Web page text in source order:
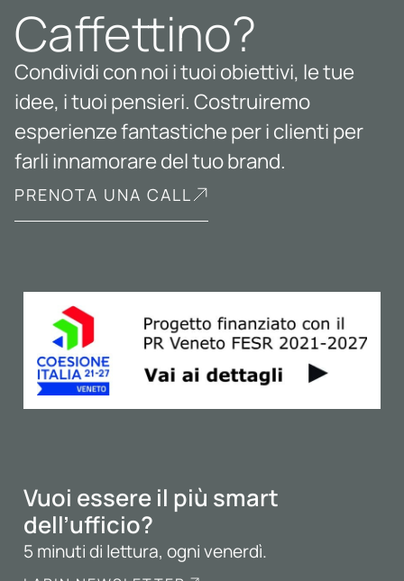
Caffettino?
Condividi con noi i tuoi obiettivi, le tue
idee, i tuoi pensieri. Costruiremo
esperienze fantastiche per i clienti per
farli innamorare del tuo brand.
PRENOTA UNA CALL
Vuoi essere il più smart
dell’ufficio?
5 minuti di lettura, ogni venerdì.